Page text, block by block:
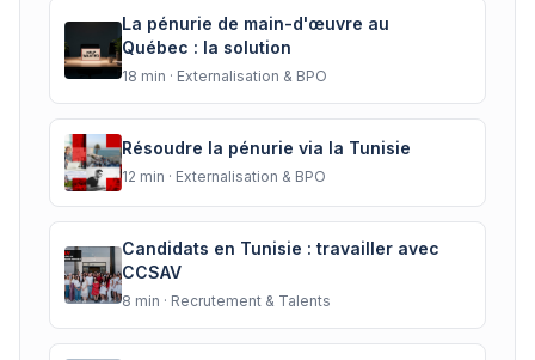
La pénurie de main-d'œuvre au
Québec : la solution
18 min · Externalisation & BPO
Résoudre la pénurie via la Tunisie
12 min · Externalisation & BPO
Candidats en Tunisie : travailler avec
CCSAV
8 min · Recrutement & Talents